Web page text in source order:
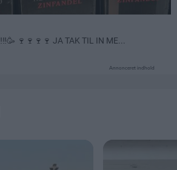
Annonceret indhold